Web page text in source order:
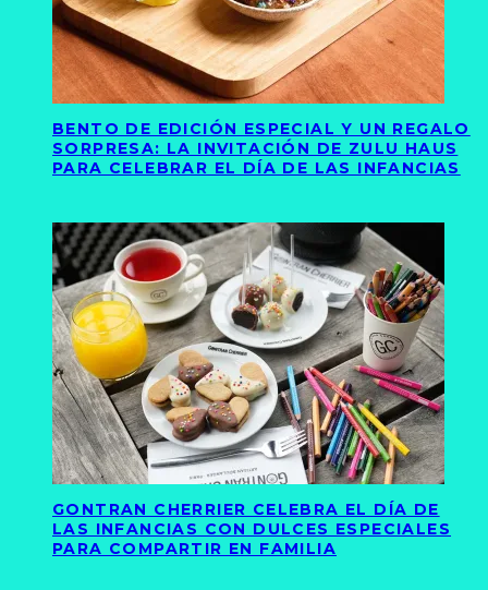
BENTO DE EDICIÓN ESPECIAL Y UN REGALO
SORPRESA: LA INVITACIÓN DE ZULU HAUS
PARA CELEBRAR EL DÍA DE LAS INFANCIAS
GONTRAN CHERRIER CELEBRA EL DÍA DE
LAS INFANCIAS CON DULCES ESPECIALES
PARA COMPARTIR EN FAMILIA